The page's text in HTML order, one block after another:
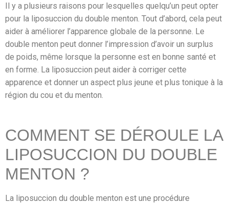
Il y a plusieurs raisons pour lesquelles quelqu’un peut opter
pour la liposuccion du double menton. Tout d’abord, cela peut
aider à améliorer l’apparence globale de la personne. Le
double menton peut donner l’impression d’avoir un surplus
de poids, même lorsque la personne est en bonne santé et
en forme. La liposuccion peut aider à corriger cette
apparence et donner un aspect plus jeune et plus tonique à la
région du cou et du menton.
COMMENT SE DÉROULE LA
LIPOSUCCION DU DOUBLE
MENTON ?
La liposuccion du double menton est une procédure